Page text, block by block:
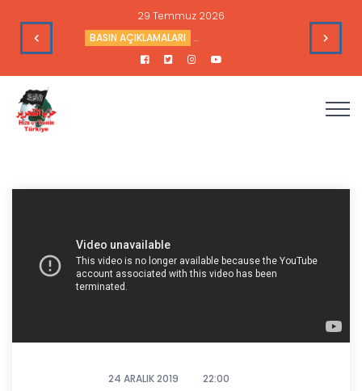
29 Temmuz 2026
Toplantısı - 7 Temmuz 2026
BASIN AÇIKLAMALARI Ne Trump Ne NATO Kâfirle
24 ARALIK 2019
22:00